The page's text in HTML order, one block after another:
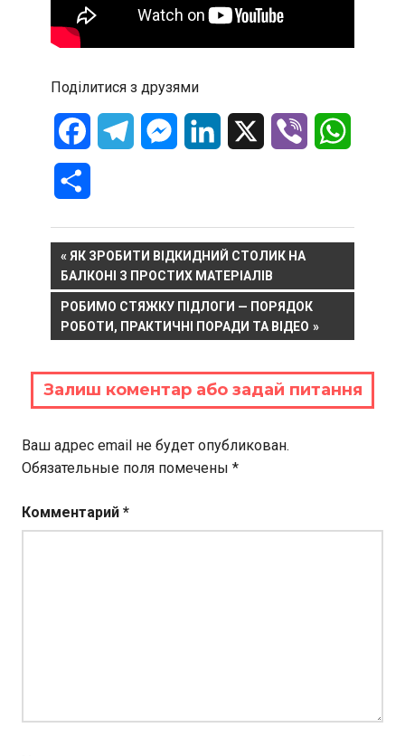
Поділитися з друзями
FacebookTelegramMessenger
LinkedIn Viber
Навигация
по
записям
PREVIOUS
POST:
ЯК ЗРОБИТИ ВІДКИДНИЙ СТОЛИК НА
БАЛКОНІ З ПРОСТИХ МАТЕРІАЛІВ
NEXT
POST:
РОБИМО СТЯЖКУ ПІДЛОГИ — ПОРЯДОК
РОБОТИ, ПРАКТИЧНІ ПОРАДИ ТА ВІДЕО
Залиш коментар або задай питання
Ваш адрес email не будет опубликован.
Обязательные поля помечены *
Комментарий *